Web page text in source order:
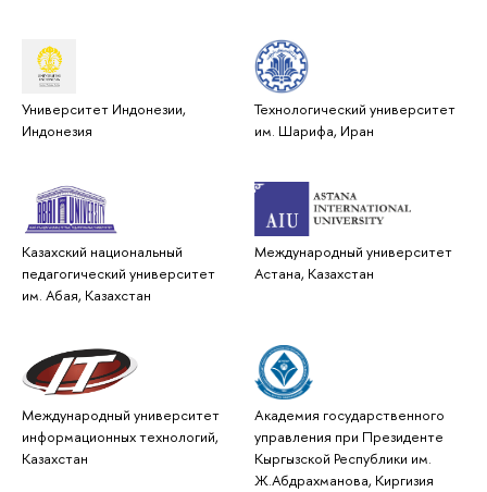
Университет Индонезии,
Индонезия
Технологический университет
им. Шарифа, Иран
Казахский национальный
педагогический университет
им. Абая, Казахстан
Международный университет
Астана, Казахстан
Международный университет
информационных технологий,
Казахстан
Академия государственного
управления при Президенте
Кыргызской Республики им.
Ж.Абдрахманова, Киргизия